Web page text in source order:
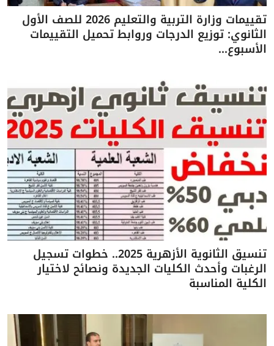
تقييمات وزارة التربية والتعليم 2026 للصف الأول
الثانوي: توزيع الدرجات وروابط تحميل التقييمات
الأسبوع...
تنسيق الثانوية الأزهرية 2025.. خطوات تسجيل
الرغبات وأحدث الكليات الجديدة ونصائح لاختيار
الكلية المناسبة